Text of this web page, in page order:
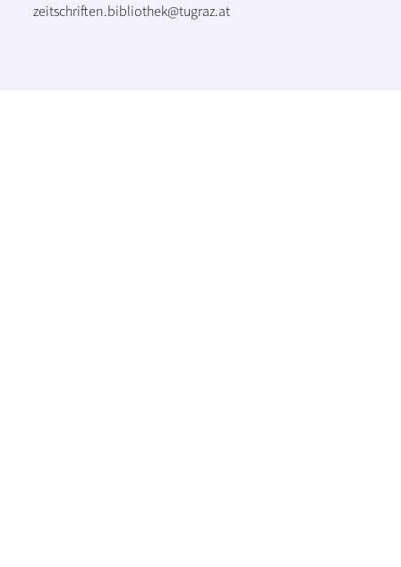
zeitschriften.bibliothek@tugraz.at